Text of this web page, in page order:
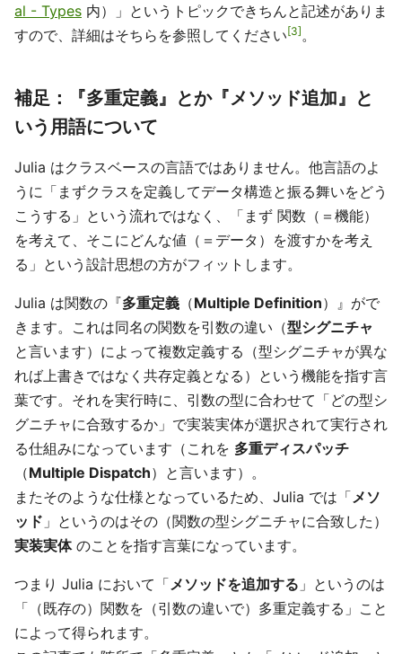
al - Types 内）」というトピックできちんと記述がありま
すので、詳細はそちらを参照してください 3 。
補足：『多重定義』とか『メソッド追加』と
いう用語について
Julia はクラスベースの言語ではありません。他言語のよ
うに「まずクラスを定義してデータ構造と振る舞いをどう
こうする」という流れではなく、「まず 関数（＝機能）
を考えて、そこにどんな値（＝データ）を渡すかを考え
る」という設計思想の方がフィットします。
Julia は関数の『多重定義 （Multiple Definition）』がで
きます。これは同名の関数を引数の違い（型シグニチャ
と言います）によって複数定義する（型シグニチャが異な
れば上書きではなく共存定義となる）という機能を指す言
葉です。それを実行時に、引数の型に合わせて「どの型シ
グニチャに合致するか」で実装実体が選択されて実行され
る仕組みになっています（これを 多重ディスパッチ
（Multiple Dispatch）と言います）。
またそのような仕様となっているため、Julia では「 メソ
ッド 」というのはその（関数の型シグニチャに合致した）
実装実体のことを指す言葉になっています。
つまり Julia において「 メソッドを追加する 」というのは
「（既存の）関数を（引数の違いで）多重定義する」こと
によって得られます。